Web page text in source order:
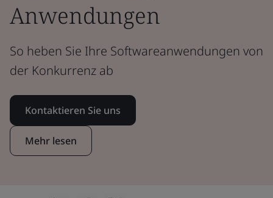
Anwendungen
So heben Sie Ihre Softwareanwendungen von
der Konkurrenz ab
Kontaktieren Sie uns
Mehr lesen